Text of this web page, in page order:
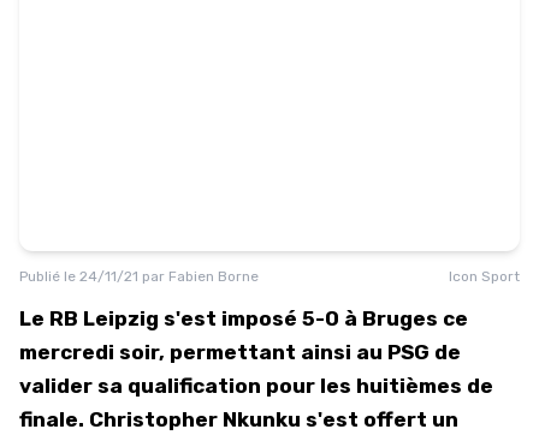
Publié le 24/11/21 par Fabien Borne Icon Sport
Le RB Leipzig s'est imposé 5-0 à Bruges ce
mercredi soir, permettant ainsi au PSG de
valider sa qualification pour les huitièmes de
finale. Christopher Nkunku s'est offert un